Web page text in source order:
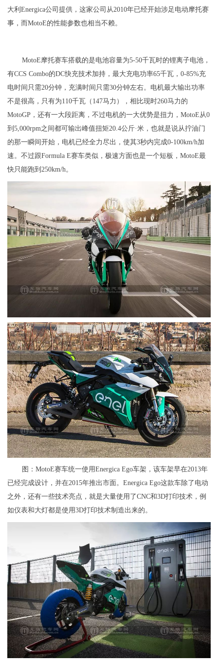
大利Energica公司提供，这家公司从2010年已经开始涉足电动摩托赛
事，而MotoE的性能参数也相当不赖。
MotoE摩托赛车搭载的是电池容量为5-50千瓦时的锂离子电池，
有CCS Combo的DC快充技术加持，最大充电功率65千瓦，0-85%充
电时间只需20分钟，充满时间只需30分钟左右。电机最大输出功率
不是很高，只有为110千瓦（147马力），相比现时260马力的
MotoGP，还有一大段距离，不过电机的一大优势是扭力，MotoE从0
到5,000rpm之间都可输出峰值扭矩20.4公斤·米，也就是说从拧油门
的那一瞬间开始，电机已经全力尽出，使其3秒内完成0-100km/h加
速。不过跟Formula E赛车类似，极速方面也是一个短板，MotoE最
快只能跑到250km/h。
图：MotoE赛车统一使用Energica Ego车架，该车架早在2013年
已经完成设计，并在2015年推出市面。Energica Ego这款车除了电动
之外，还有一些技术亮点，就是大量使用了CNC和3D打印技术，例
如仪表和大灯都是使用3D打印技术制造出来的。